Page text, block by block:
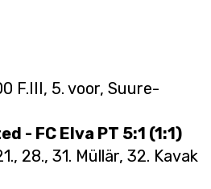
F.III, 5. voor, Suure-
- FC Elva PT 5:1 (1:1)
28., 31. Müllär, 32. Kavak